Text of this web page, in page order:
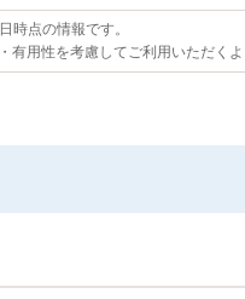
時点の情報です。
有用性を考慮してご利用いただくよ